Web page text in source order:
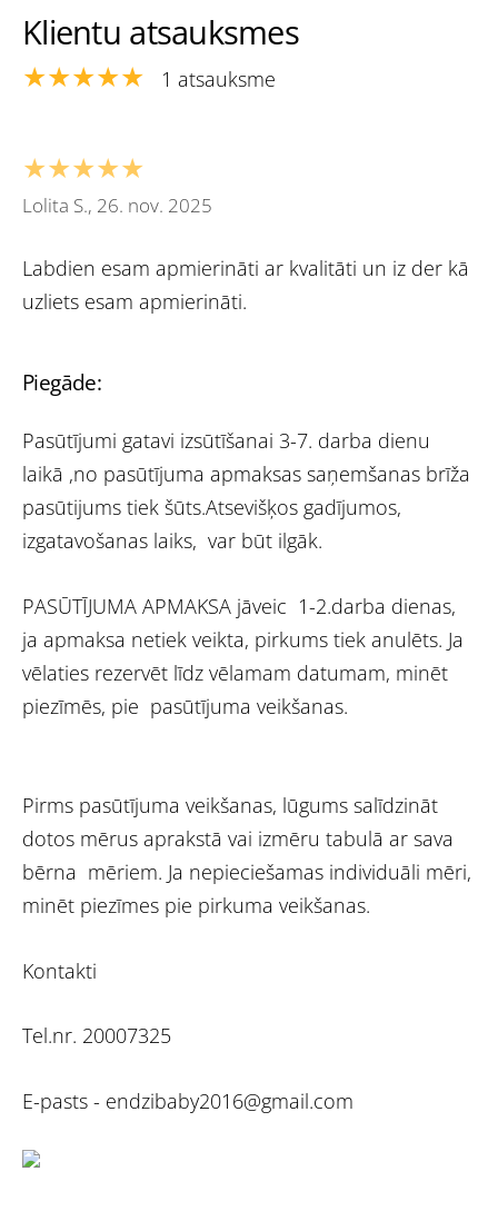
Piegāde:
Pasūtījumi gatavi izsūtīšanai 3-7. darba dienu
laikā ,no pasūtījuma apmaksas saņemšanas brīža
pasūtijums tiek šūts.Atsevišķos gadījumos,
izgatavošanas laiks, var būt ilgāk.
PASŪTĪJUMA APMAKSA jāveic 1-2.darba dienas,
ja apmaksa netiek veikta, pirkums tiek anulēts. Ja
vēlaties rezervēt līdz vēlamam datumam, minēt
piezīmēs, pie pasūtījuma veikšanas.
Pirms pasūtījuma veikšanas, lūgums salīdzināt
dotos mērus aprakstā vai izmēru tabulā ar sava
bērna mēriem. Ja nepieciešamas individuāli mēri,
minēt piezīmes pie pirkuma veikšanas.
Kontakti
Tel.nr. 20007325
E-pasts - endzibaby2016@gmail.com
Klientu atsauksmes
★★★★★ 1 atsauksme
★★★★★
Lolita S., 26. nov. 2025
Labdien esam apmierināti ar kvalitāti un iz der kā
uzliets esam apmierināti.